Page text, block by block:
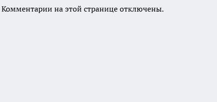
Комментарии на этой странице отключены.